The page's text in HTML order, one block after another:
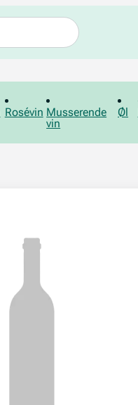
Rosévin Musserende
vin
Øl